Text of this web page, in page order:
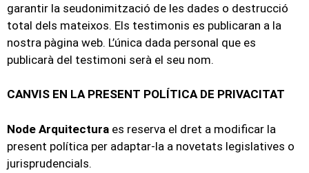
garantir la seudonimització de les dades o destrucció
total dels mateixos. Els testimonis es publicaran a la
nostra pàgina web. L’única dada personal que es
publicarà del testimoni serà el seu nom.
CANVIS EN LA PRESENT POLÍTICA DE PRIVACITAT
Node Arquitectura es reserva el dret a modificar la
present política per adaptar-la a novetats legislatives o
jurisprudencials.